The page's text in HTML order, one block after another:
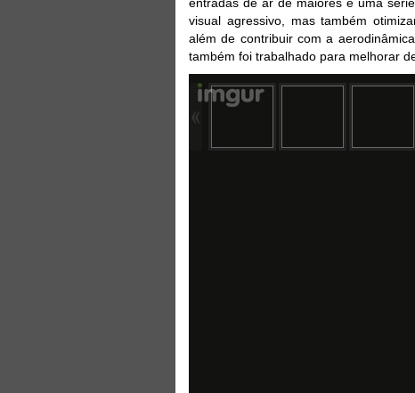
visual agressivo, mas também
além de contribuir com a
também foi trabalhado para melhorar